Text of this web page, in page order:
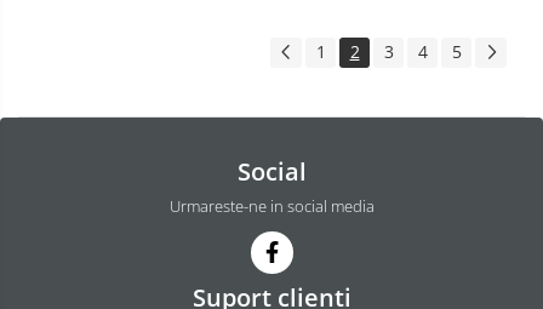
1 2 3 4 5
Social
Urmareste-ne in social media
Suport clienti